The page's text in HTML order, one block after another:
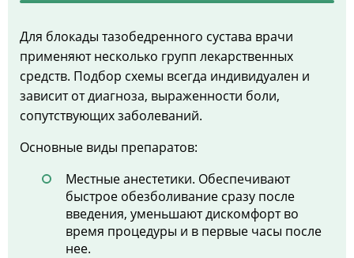
Для блокады тазобедренного сустава врачи
применяют несколько групп лекарственных
средств. Подбор схемы всегда индивидуален и
зависит от диагноза, выраженности боли,
сопутствующих заболеваний.
Основные виды препаратов:
Местные анестетики. Обеспечивают
быстрое обезболивание сразу после
введения, уменьшают дискомфорт во
время процедуры и в первые часы после
нее.